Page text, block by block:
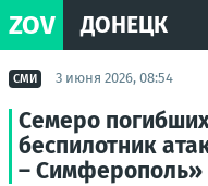
ZOV ДОНЕЦК
СМИ 3 июня 2026, 08:54
Семеро
беспилотник
– Симферополь»